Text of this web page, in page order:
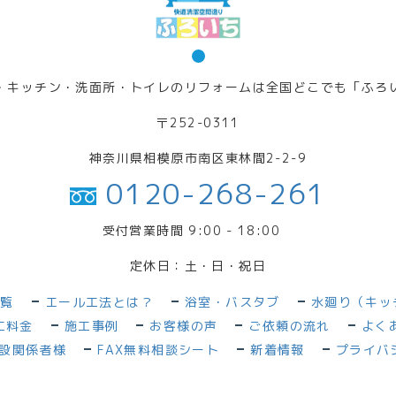
キッチン・洗面所・トイレのリフォームは全国どこでも「ふろ
〒252-0311
神奈川県相模原市南区東林間2-2-9
0120-268-261
受付営業時間 9:00 - 18:00
定休日：土・日・祝日
エール工法とは？ 浴室・バスタブ
水廻り（キ
料金
施工事例 お客様の声 ご依頼の流れ
よく
関係者様
FAX無料相談シート 新着情報 プライバ